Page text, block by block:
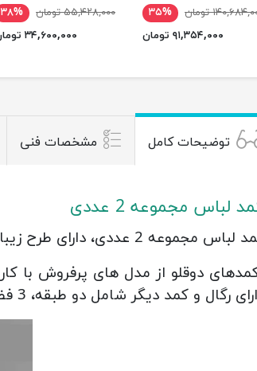
تومان
۳۵%
۹۱,۳۵۴,۰۰۰ تومان
۵۵,۴۲۸,۰۰۰ تومان
۳۸%
۳۴,۶۰۰,۰۰۰ تومان
توضیحات کامل مشخصات فنی
لباس مجموعه 2 عددی
2 عددی، دارای طرح زیبا و جذاب در درب ها یکی از پر کاربرد ترین مدل های موجود در بازار می باشد.
رگال و کمد دیگر شامل دو طبقه، 3 فضا برای مرتب نگه داشتن وسایل شخصی مناسب است.